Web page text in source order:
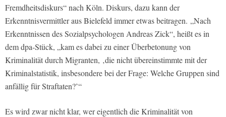
Fremdheitsdiskurs“ nach Köln. Diskurs, dazu kann der
Erkenntnisvermittler aus Bielefeld immer etwas beitragen. „Nach
Erkenntnissen des Sozialpsychologen Andreas Zick“, heißt es in
dem dpa-Stück, „kam es dabei zu einer Überbetonung von
Kriminalität durch Migranten, ‚die nicht übereinstimmte mit der
Kriminalstatistik, insbesondere bei der Frage: Welche Gruppen sind
anfällig für Straftaten?’“
Es wird zwar nicht klar, wer eigentlich die Kriminalität von